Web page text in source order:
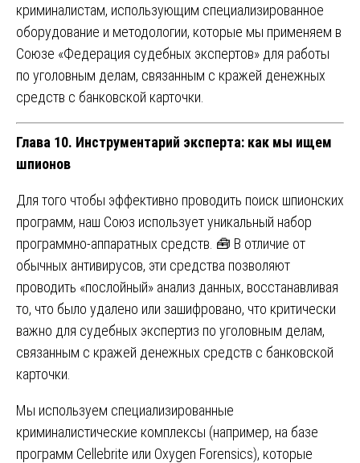
криминалистам, использующим специализированное
оборудование и методологии, которые мы применяем в
Союзе «Федерация судебных экспертов» для работы
по уголовным делам, связанным с кражей денежных
средств с банковской карточки.
Глава 10. Инструментарий эксперта: как мы ищем
шпионов
Для того чтобы эффективно проводить поиск шпионских
программ, наш Союз использует уникальный набор
программно-аппаратных средств. 🧰 В отличие от
обычных антивирусов, эти средства позволяют
проводить «послойный» анализ данных, восстанавливая
то, что было удалено или зашифровано, что критически
важно для судебных экспертиз по уголовным делам,
связанным с кражей денежных средств с банковской
карточки.
Мы используем специализированные
криминалистические комплексы (например, на базе
программ Cellebrite или Oxygen Forensics), которые